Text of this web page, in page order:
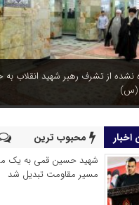
نشده از تشرف رهبر شهید انقلاب
(س)
محبوب ترین
شهید حسین قمی به یک
مسیر مقاومت تبدیل شد